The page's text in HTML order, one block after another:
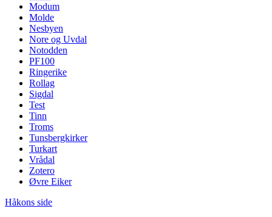
Modum
Molde
Nesbyen
Nore og Uvdal
Notodden
PF100
Ringerike
Rollag
Sigdal
Test
Tinn
Troms
Tunsbergkirker
Turkart
Vrådal
Zotero
Øvre Eiker
Håkons side